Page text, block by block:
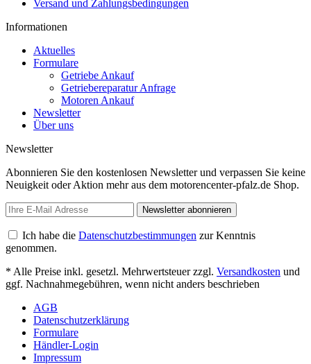
Versand und Zahlungsbedingungen
Informationen
Aktuelles
Formulare
Getriebe Ankauf
Getriebereparatur Anfrage
Motoren Ankauf
Newsletter
Über uns
Newsletter
Abonnieren Sie den kostenlosen Newsletter und verpassen Sie keine
Neuigkeit oder Aktion mehr aus dem motorencenter-pfalz.de Shop.
Newsletter abonnieren
Ich habe die Datenschutzbestimmungen zur Kenntnis
genommen.
* Alle Preise inkl. gesetzl. Mehrwertsteuer zzgl. Versandkosten und
ggf. Nachnahmegebühren, wenn nicht anders beschrieben
AGB
Datenschutzerklärung
Formulare
Händler-Login
Impressum